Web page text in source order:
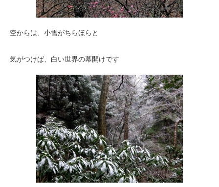
空からは、小雪がちらほらと
気がつけば、白い世界の幕開けです